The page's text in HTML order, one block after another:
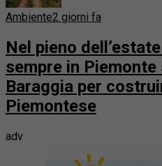
Ambiente2 giorni fa
Nel pieno
sempre in
Baraggia per
Piemontese
adv